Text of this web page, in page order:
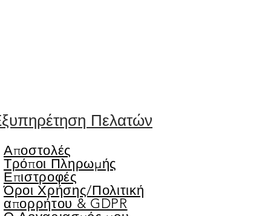
Πελατών
Αποστολές
Τρόποι Πληρωμής
Επιστροφές
Όροι Χρήσης/Πολιτική
απορρήτου & GDPR